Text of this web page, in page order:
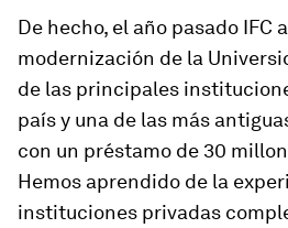
De hecho, el año pasado IFC
modernización de la
de las principales
país y una de las más
con un préstamo de 30
Hemos aprendido de la
instituciones privadas